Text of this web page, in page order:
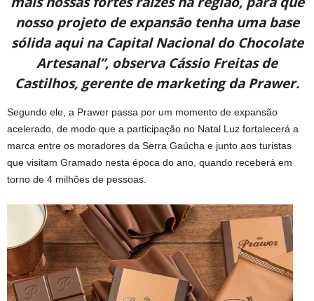
nosso projeto de expansão tenha uma base
sólida aqui na Capital Nacional do Chocolate
Artesanal”, observa Cássio Freitas de
Castilhos, gerente de marketing da Prawer.
Segundo ele, a Prawer passa por um momento de expansão
acelerado, de modo que a participação no Natal Luz fortalecerá a
marca entre os moradores da Serra Gaúcha e junto aos turistas
que visitam Gramado nesta época do ano, quando receberá em
torno de 4 milhões de pessoas.